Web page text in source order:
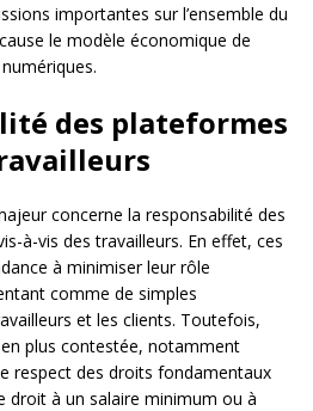
importantes sur l’ensemble du
le modèle économique de
des plateformes
concerne la responsabilité des
à-vis des travailleurs. En effet, ces
à minimiser leur rôle
comme de simples
et les clients. Toutefois,
plus contestée, notamment
respect des droits fondamentaux
droit à un salaire minimum ou à